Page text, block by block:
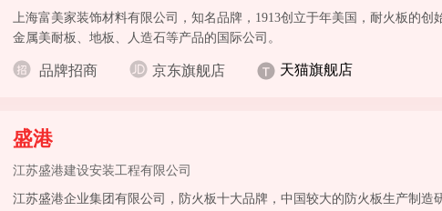
上海富美家装饰材料有限公司，知名品牌，1913创立于年美国，耐火板的创
金属美耐板、地板、人造石等产品的国际公司。
品牌招商 京东旗舰店 天猫旗舰店
盛港
江苏盛港建设安装工程有限公司
江苏盛港企业集团有限公司，防火板十大品牌，中国较大的防火板生产制造